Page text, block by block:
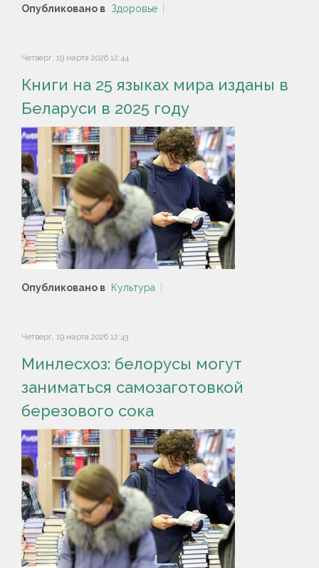
Опубликовано в Здоровье
Четверг, 19 марта 2026 12:44
Книги на 25 языках мира изданы в
Беларуси в 2025 году
Опубликовано в Культура
Четверг, 19 марта 2026 12:43
Минлесхоз: белорусы могут
заниматься самозаготовкой
березового сока